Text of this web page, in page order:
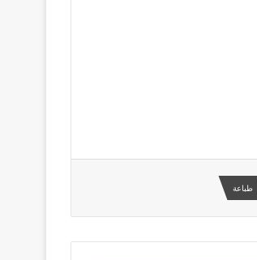
طباعة